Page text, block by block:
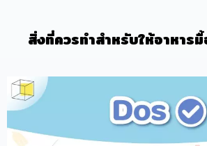
สิ่งที่ควรทำสำหรับให้อาหาร